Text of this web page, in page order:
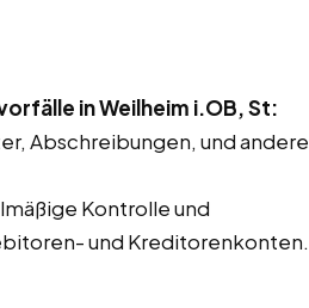
in Weilheim i.OB, St:
Abschreibungen, und andere
Kontrolle und
und Kreditorenkonten.